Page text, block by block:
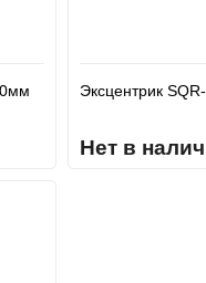
Эксцентрик
Нет в